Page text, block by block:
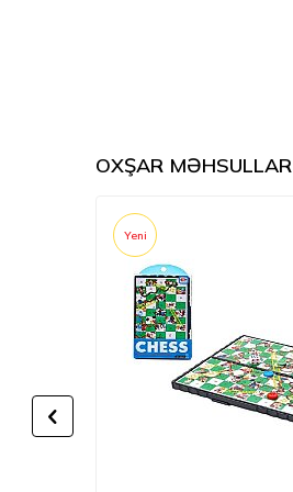
OXŞAR MƏHSULLAR
Yeni